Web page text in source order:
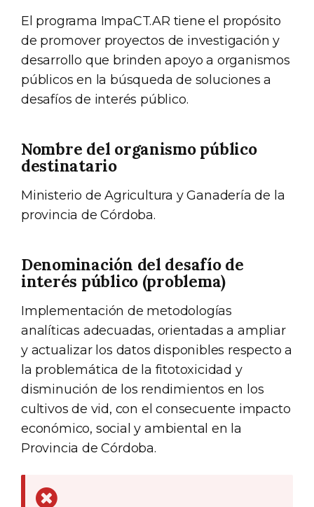
El programa ImpaCT.AR tiene el propósito
de promover proyectos de investigación y
desarrollo que brinden apoyo a organismos
públicos en la búsqueda de soluciones a
desafíos de interés público.
Nombre del organismo público
destinatario
Ministerio de Agricultura y Ganadería de la
provincia de Córdoba.
Denominación del desafío de
interés público (problema)
Implementación de metodologías
analíticas adecuadas, orientadas a ampliar
y actualizar los datos disponibles respecto a
la problemática de la fitotoxicidad y
disminución de los rendimientos en los
cultivos de vid, con el consecuente impacto
económico, social y ambiental en la
Provincia de Córdoba.